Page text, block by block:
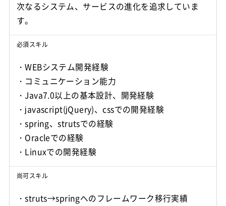
次なるシステム、サービスの進化を追求していま
す。
必須スキル
・WEBシステム開発経験
・コミュニケーション能力
・Java7.0以上の基本設計、開発経験
・javascript(jQuery)、cssでの開発経験
・spring、strutsでの経験
・Oracleでの経験
・Linuxでの開発経験
尚可スキル
・struts→springへのフレームワーク移行実績